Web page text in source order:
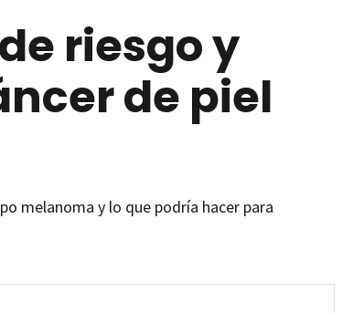
riesgo y
de piel
melanoma y lo que podría hacer para